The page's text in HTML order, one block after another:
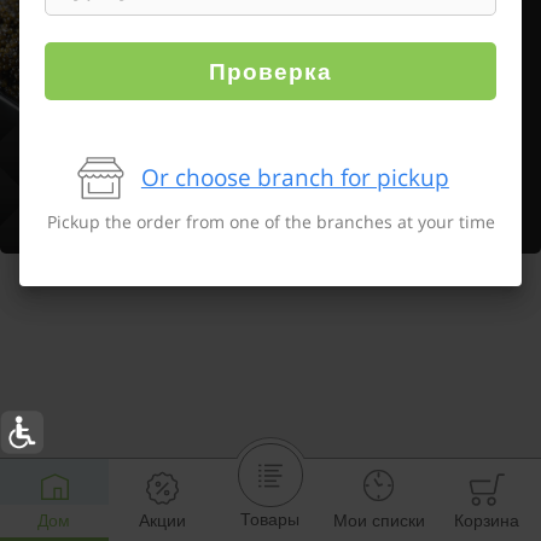
Дом Акции Товары Мои списки Корзина
Проверка
Or choose branch for pickup
Pickup the order from one of the branches at your time